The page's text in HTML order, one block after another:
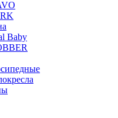
Baby